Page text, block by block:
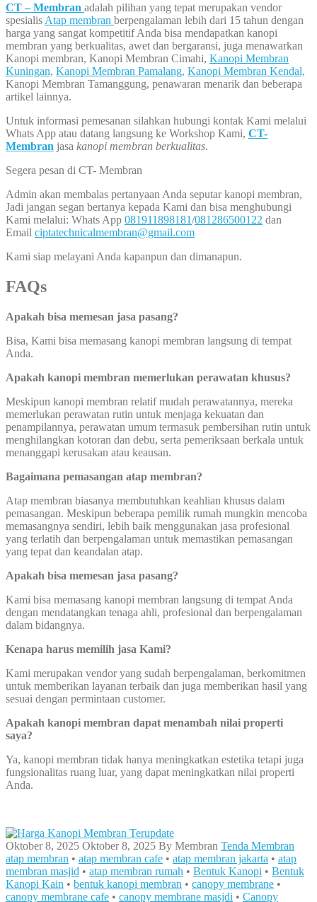
CT – Membran adalah pilihan yang tepat merupakan vendor
spesialis Atap membran berpengalaman lebih dari 15 tahun dengan
harga yang sangat kompetitif Anda bisa mendapatkan kanopi
membran yang berkualitas, awet dan bergaransi, juga menawarkan
Kanopi membran, Kanopi Membran Cimahi, Kanopi Membran
Kuningan, Kanopi Membran Pamalang, Kanopi Membran Kendal,
Kanopi Membran Tamanggung, penawaran menarik dan beberapa
artikel lainnya.
Untuk informasi pemesanan silahkan hubungi kontak Kami melalui
Whats App atau datang langsung ke Workshop Kami, CT-
Membran jasa kanopi membran berkualitas.
Segera pesan di CT- Membran
Admin akan membalas pertanyaan Anda seputar kanopi membran,
Jadi jangan segan bertanya kepada Kami dan bisa menghubungi
Kami melalui: Whats App 081911898181/081286500122 dan
Email ciptatechnicalmembran@gmail.com
Kami siap melayani Anda kapanpun dan dimanapun.
FAQs
Apakah bisa memesan jasa pasang?
Bisa, Kami bisa memasang kanopi membran langsung di tempat
Anda.
Apakah kanopi membran memerlukan perawatan khusus?
Meskipun kanopi membran relatif mudah perawatannya, mereka
memerlukan perawatan rutin untuk menjaga kekuatan dan
penampilannya, perawatan umum termasuk pembersihan rutin untuk
menghilangkan kotoran dan debu, serta pemeriksaan berkala untuk
menanggapi kerusakan atau keausan.
Bagaimana pemasangan atap membran?
Atap membran biasanya membutuhkan keahlian khusus dalam
pemasangan. Meskipun beberapa pemilik rumah mungkin mencoba
memasangnya sendiri, lebih baik menggunakan jasa profesional
yang terlatih dan berpengalaman untuk memastikan pemasangan
yang tepat dan keandalan atap.
Apakah bisa memesan jasa pasang?
Kami bisa memasang kanopi membran langsung di tempat Anda
dengan mendatangkan tenaga ahli, profesional dan berpengalaman
dalam bidangnya.
Kenapa harus memilih jasa Kami?
Kami merupakan vendor yang sudah berpengalaman, berkomitmen
untuk memberikan layanan terbaik dan juga memberikan hasil yang
sesuai dengan permintaan customer.
Apakah kanopi membran dapat menambah nilai properti
saya?
Ya, kanopi membran tidak hanya meningkatkan estetika tetapi juga
fungsionalitas ruang luar, yang dapat meningkatkan nilai properti
Anda.
Oktober 8, 2025 Oktober 8, 2025 By Membran Tenda Membran
atap membran • atap membran cafe • atap membran jakarta • atap
membran masjid • atap membran rumah • Bentuk Kanopi • Bentuk
Kanopi Kain • bentuk kanopi membran • canopy membrane •
canopy membrane cafe • canopy membrane masjdi • Canopy